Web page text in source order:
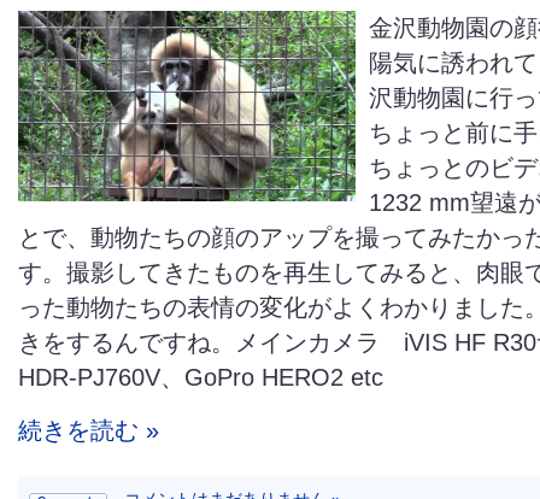
金沢動物園の
陽気に誘われ
沢動物園に行
ちょっと前に
ちょっとのビ
1232 mm望遠
とで、動物たちの顔のアップを撮ってみたかっ
す。撮影してきたものを再生してみると、肉眼
った動物たちの表情の変化がよくわかりました
きをするんですね。メインカメラ iVIS HF
HDR-PJ760V、GoPro HERO2 etc
続きを読む »